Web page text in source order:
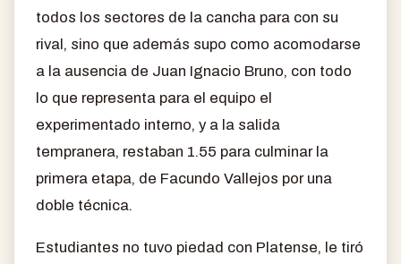
todos los sectores de la cancha para con su
rival, sino que además supo como acomodarse
a la ausencia de Juan Ignacio Bruno, con todo
lo que representa para el equipo el
experimentado interno, y a la salida
tempranera, restaban 1.55 para culminar la
primera etapa, de Facundo Vallejos por una
doble técnica.
Estudiantes no tuvo piedad con Platense, le tiró